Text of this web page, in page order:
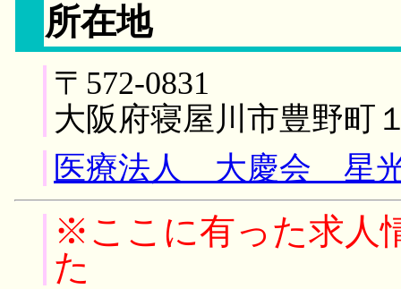
所在地
〒572-0831
大阪府寝屋川市豊野町
医療法人 大慶会 星
※ここに有った求人
た